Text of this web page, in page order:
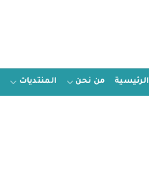
الرئيسية من نحن المنتديات